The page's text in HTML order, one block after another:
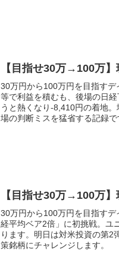
【目指せ30万→100万
30万円から100万円を目指す
等で利益を積むも、後場の日
うと熱くなり-8,410円の着地
場の判断ミスを猛省する記録で
【目指せ30万→100万
30万円から100万円を目指す
経平均ベア2倍」に初挑戦。ユ
ります。明日は対米投資の第2
策銘柄にチャレンジします。